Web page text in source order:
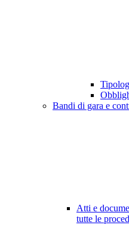
Bandi di gara e
Atti e
tutte le